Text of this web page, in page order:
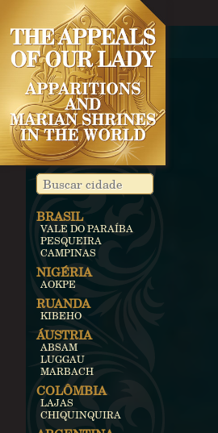
BRASIL
VALE DO PARAÍBA
PESQUEIRA
CAMPINAS
NIGÉRIA
AOKPE
RUANDA
KIBEHO
ÁUSTRIA
ABSAM
LUGGAU
MARBACH
COLÔMBIA
LAJAS
CHIQUINQUIRA